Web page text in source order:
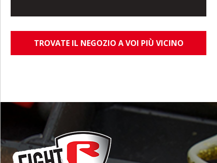
TROVATE IL NEGOZIO A VOI PIÙ VICINO